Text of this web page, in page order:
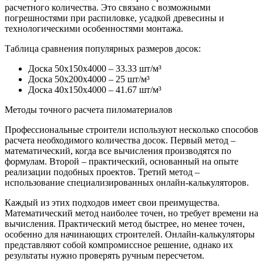
расчетного количества. Это связано с возможными
погрешностями при распиловке, усадкой древесины и
технологическими особенностями монтажа.
Таблица сравнения популярных размеров досок:
Доска 50х150х4000 – 33.33 шт/м³
Доска 50х200х4000 – 25 шт/м³
Доска 40х150х4000 – 41.67 шт/м³
Методы точного расчета пиломатериалов
Профессиональные строители используют несколько способов
расчета необходимого количества досок. Первый метод –
математический, когда все вычисления производятся по
формулам. Второй – практический, основанный на опыте
реализации подобных проектов. Третий метод –
использование специализированных онлайн-калькуляторов.
Каждый из этих подходов имеет свои преимущества.
Математический метод наиболее точен, но требует времени на
вычисления. Практический метод быстрее, но менее точен,
особенно для начинающих строителей. Онлайн-калькуляторы
представляют собой компромиссное решение, однако их
результаты нужно проверять ручным пересчетом.